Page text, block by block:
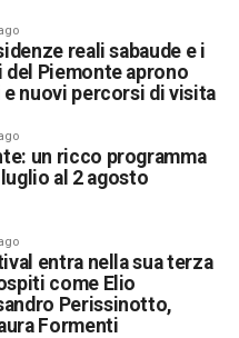
reali sabaude e i
del Piemonte aprono
e nuovi percorsi di visita
un ricco programma
al 2 agosto
entra nella sua terza
come Elio
Perissinotto,
Formenti